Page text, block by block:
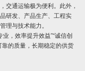
交通运输极为便利。此外，
研发、产品生产、工程实
理与技术能力。
，效率提升效益”“诚信创
的质量，长期稳定的供货